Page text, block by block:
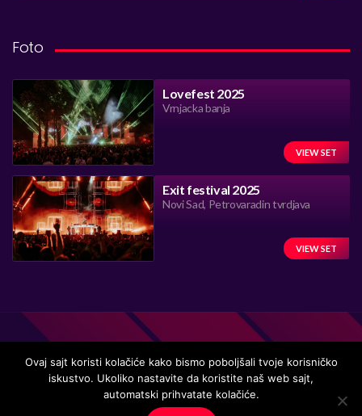
Foto
Lovefest 2025
Vrnjacka banja
VIEW SET
Exit festival 2025
Novi Sad, Petrovaradin tvrdjava
VIEW SET
Handmade in Serbia 15 years ago, while listening to the great
Ovaj sajt koristi kolačiće kako bismo poboljšali tvoje korisničko
iskustvo. Ukoliko nastavite da koristite naš web sajt,
automatski prihvatate kolačiće.